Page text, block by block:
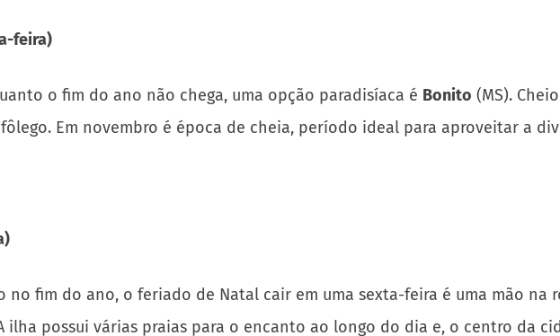
feira)
o fim do ano não chega, uma opção paradisíaca é Bonito (MS).
Em novembro é época de cheia, período ideal para aproveitar a
no fim do ano, o feriado de Natal cair em uma sexta-feira é uma mão na
ilha possui várias praias para o encanto ao longo do dia e, o centro da